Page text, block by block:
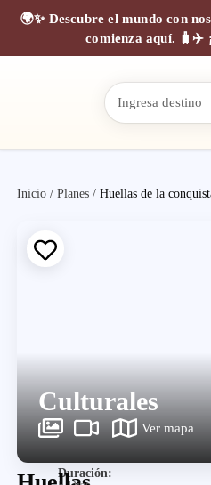
🌍✨ Descubre el mundo con
comienza aquí. 🧳✈️
Inicio /Planes /Huellas de la
Culturales
Ver mapa
Duración: